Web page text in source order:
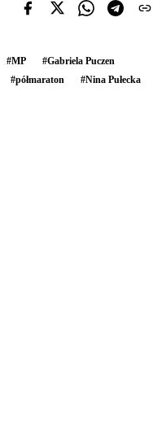
#MP #Gabriela Puczen
#półmaraton #Nina Pułecka